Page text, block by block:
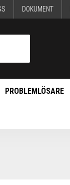
DOKUMENT
PROBLEMLÖSARE